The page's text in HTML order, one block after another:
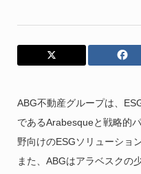
ABG不動産グループは、
であるArabesqueと戦略的
野向けのESGソリューショ
また、ABGはアラベスクの